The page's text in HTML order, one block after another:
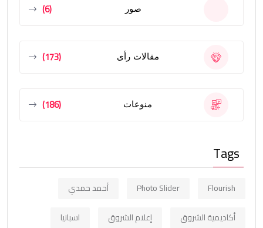
صور (6)
مقالات رأى (173)
منوعات (186)
Tags
Flourish
Photo Slider
أحمد حمدي
أكاديمية الشروق
إعلام الشروق
اسبانيا